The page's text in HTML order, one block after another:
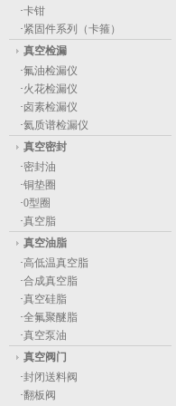
·卡钳
·紧固件系列（卡箍）
真空检漏
·氟油检漏仪
·火花检漏仪
·卤素检漏仪
·氦质谱检漏仪
真空密封
·密封油
·铜垫圈
·0型圈
·真空脂
真空油脂
·高低温真空脂
·合成真空脂
·真空硅脂
·全氟聚醚脂
·真空泵油
真空阀门
·封闭送料阀
·翻板阀